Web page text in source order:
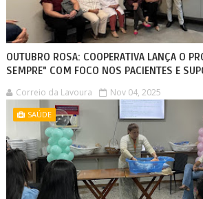
OUTUBRO ROSA: COOPERATIVA LANÇA O
SEMPRE" COM FOCO NOS PACIENTES E
Correio da Lavoura Nov 04, 2025
SAÚDE